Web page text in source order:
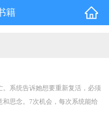
籍
。系统告诉她想要重新复活，必须
和思念。7次机会，每次系统能给
间，露赛特需要得到某人的爱。